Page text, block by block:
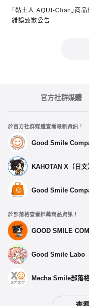
「黏土人 AQUI-Chan」商品
錯誤致歉公告
官方社群媒體
於官方社群媒體查看最新資訊！
Good Smile
KAHOTAN X（日文
Good Smile
於部落格查看推薦商品資訊！
GOOD SMILE
Good Smile Labo
Mecha Smile部落格